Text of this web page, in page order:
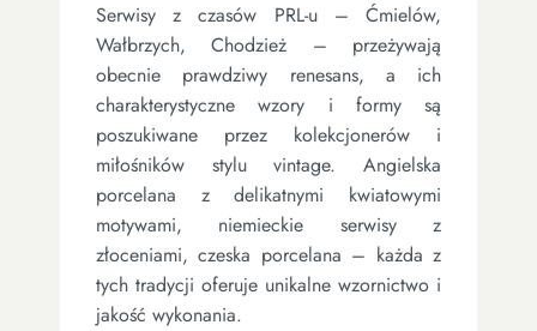
Serwisy z czasów PRL-u – Ćmielów,
Wałbrzych, Chodzież – przeżywają
obecnie prawdziwy renesans, a ich
charakterystyczne wzory i formy są
poszukiwane przez kolekcjonerów i
miłośników stylu vintage. Angielska
porcelana z delikatnymi kwiatowymi
motywami, niemieckie serwisy z
złoceniami, czeska porcelana – każda z
tych tradycji oferuje unikalne wzornictwo i
jakość wykonania.